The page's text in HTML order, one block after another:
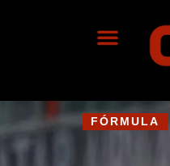
FÓRMULA